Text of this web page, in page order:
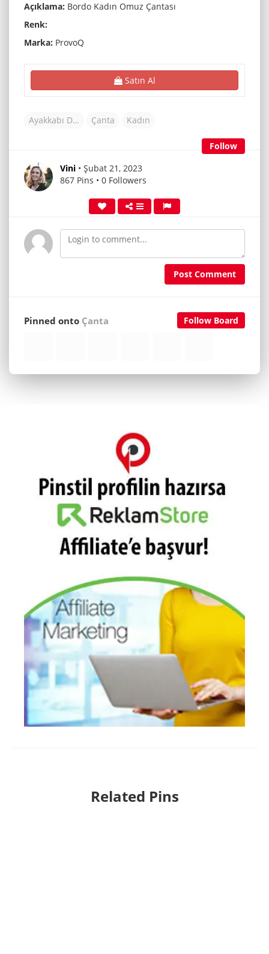
Açıklama: Bordo Kadın Omuz Çantası
Renk:
Marka: ProvoQ
Satın Al
Ayakkabı Dünyası Çanta Kadın
Follow
Vini • Şubat 21, 2023
867 Pins • 0 Followers
Post Comment
Follow Board
Pinned onto Çanta
Related Pins